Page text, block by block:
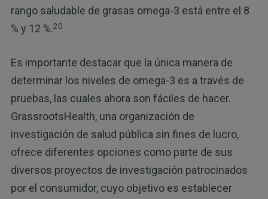
rango saludable de grasas omega-3 está entre el 8
% y 12 %.20
Es importante destacar que la única manera de
determinar los niveles de omega-3 es a través de
pruebas, las cuales ahora son fáciles de hacer.
GrassrootsHealth, una organización de
investigación de salud pública sin fines de lucro,
ofrece diferentes opciones como parte de sus
diversos proyectos de investigación patrocinados
por el consumidor, cuyo objetivo es establecer